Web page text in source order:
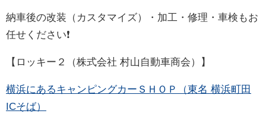
納車後の改装（カスタマイズ）・加工・修理・車検もお
任せください❗
【ロッキー２（株式会社 村山自動車商会）】
横浜にあるキャンピングカーＳＨＯＰ（東名 横浜町田
ICそば）